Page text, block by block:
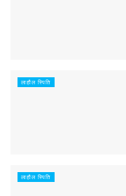
लाहौल स्पिति
लाहौल स्पिति